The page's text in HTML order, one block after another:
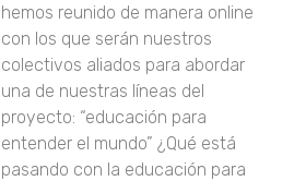
hemos reunido de manera online
con los que serán nuestros
colectivos aliados para abordar
una de nuestras líneas del
proyecto: “educación para
entender el mundo” ¿Qué está
pasando con la educación para